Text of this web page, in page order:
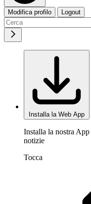
Modifica profilo Logout
Installa la Web App
Installa la nostra
notizie
Tocca